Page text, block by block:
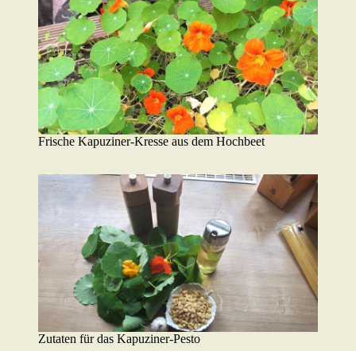
Frische Kapuziner-Kresse aus dem Hochbeet
Zutaten für das Kapuziner-Pesto